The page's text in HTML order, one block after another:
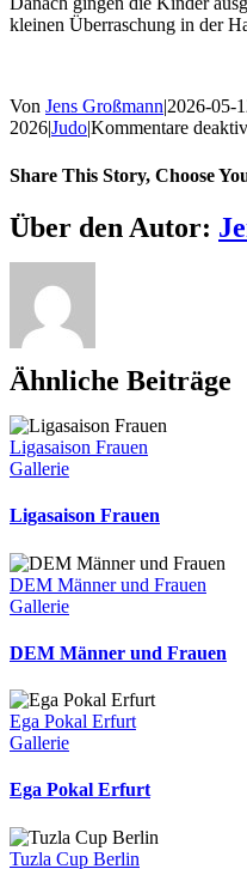
kleinen Überraschung in der
Von Jens Großmann|2026-05-
2026|Judo|Kommentare
Share This Story, Choose
Facebook
X
Reddit
LinkedIn
WhatsApp
Telegram
Tumblr
Pinterest
Vk
Xing
E-
Mail
Über den Autor:
Ähnliche Beiträge
Ligasaison Frauen
Gallerie
Ligasaison Frauen
DEM Männer und Frauen
Gallerie
DEM Männer und Frauen
Ega Pokal Erfurt
Gallerie
Ega Pokal Erfurt
Tuzla Cup Berlin